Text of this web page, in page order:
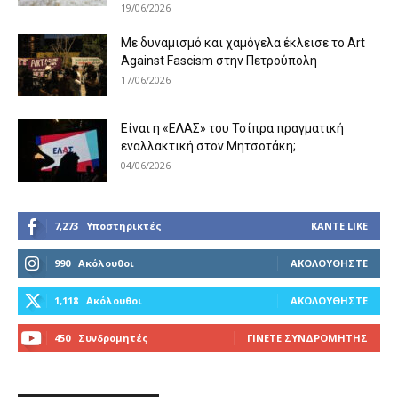
19/06/2026
Με δυναμισμό και χαμόγελα έκλεισε το Art
Against Fascism στην Πετρούπολη
17/06/2026
Είναι η «ΕΛΑΣ» του Τσίπρα πραγματική
εναλλακτική στον Μητσοτάκη;
04/06/2026
7,273 Υποστηρικτές ΚΆΝΤΕ LIKE
990 Ακόλουθοι ΑΚΟΛΟΥΘΉΣΤΕ
1,118 Ακόλουθοι ΑΚΟΛΟΥΘΉΣΤΕ
450 Συνδρομητές ΓΊΝΕΤΕ ΣΥΝΔΡΟΜΗΤΉΣ